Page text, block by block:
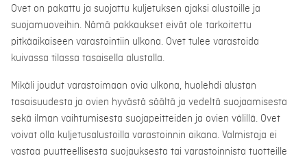
Ovet on pakattu ja suojattu kuljetuksen ajaksi alustoille ja
suojamuoveihin. Nämä pakkaukset eivät ole tarkoitettu
pitkäaikaiseen varastointiin ulkona. Ovet tulee varastoida
kuivassa tilassa tasaisella alustalla.
Mikäli joudut varastoimaan ovia ulkona, huolehdi alustan
tasaisuudesta ja ovien hyvästä säältä ja vedeltä suojaamisesta
sekä ilman vaihtumisesta suojapeitteiden ja ovien välillä. Ovet
voivat olla kuljetusalustoilla varastoinnin aikana. Valmistaja ei
vastaa puutteellisesta suojauksesta tai varastoinnista tuotteille